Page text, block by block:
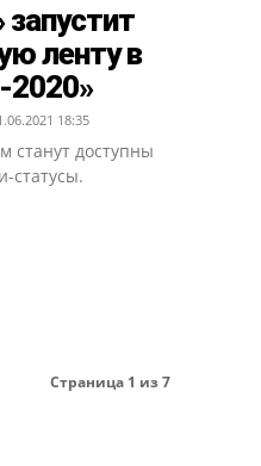
запустит
ленту в
2020»
18:35
станут доступны
статусы.
Страница 1 из 7